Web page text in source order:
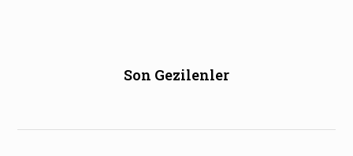
Son Gezilenler